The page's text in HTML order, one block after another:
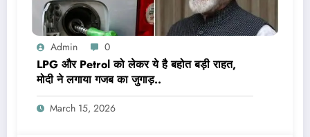
Admin 0
LPG और Petrol को लेकर ये है बहोत बड़ी राहत,
मोदी ने लगाया गजब का जुगाड़..
March 15, 2026